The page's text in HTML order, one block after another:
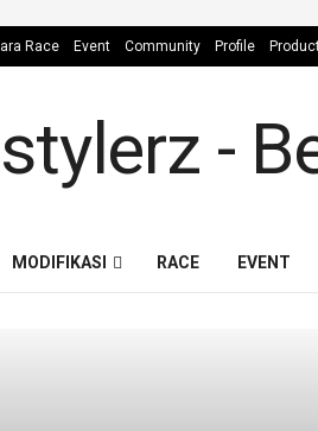
Race Event Community Profile
MODIFIKASI RACE EVENT